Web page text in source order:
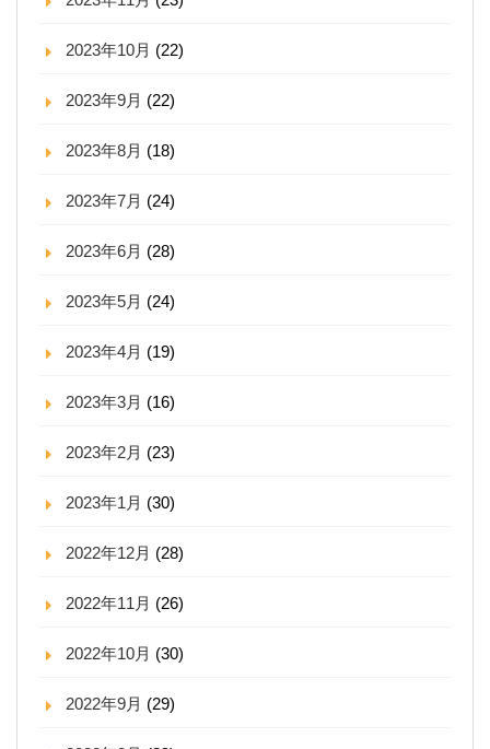
2023年10月 (22)
2023年9月 (22)
2023年8月 (18)
2023年7月 (24)
2023年6月 (28)
2023年5月 (24)
2023年4月 (19)
2023年3月 (16)
2023年2月 (23)
2023年1月 (30)
2022年12月 (28)
2022年11月 (26)
2022年10月 (30)
2022年9月 (29)